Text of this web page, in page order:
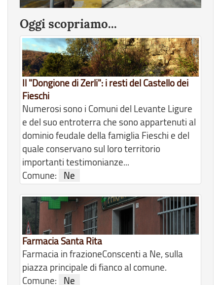
Oggi scopriamo...
Il "Dongione di Zerli": i resti del Castello dei
Fieschi
Numerosi sono i Comuni del Levante Ligure
e del suo entroterra che sono appartenuti al
dominio feudale della famiglia Fieschi e del
quale conservano sul loro territorio
importanti testimonianze...
Comune:
Ne
Farmacia Santa Rita
Farmacia in frazioneConscenti a Ne, sulla
piazza principale di fianco al comune.
Comune:
Ne